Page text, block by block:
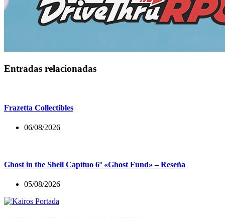
Entradas relacionadas
Frazetta Collectibles
06/08/2026
Ghost in the Shell Capítuo 6º «Ghost Fund» – Reseña
05/08/2026